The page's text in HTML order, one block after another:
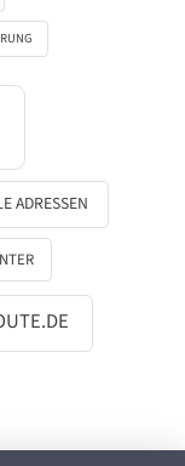
ADRESSEN